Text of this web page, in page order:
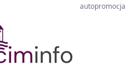
autopromocja